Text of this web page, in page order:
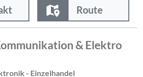
Route
& Elektro
- Einzelhandel